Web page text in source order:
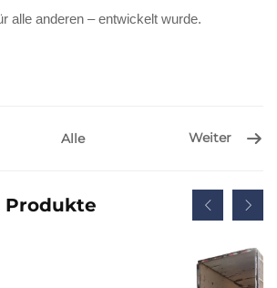
alle anderen – entwickelt wurde.
Alle Weiter
Produkte